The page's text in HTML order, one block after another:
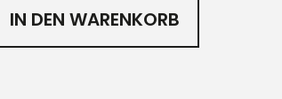
IN DEN WARENKORB